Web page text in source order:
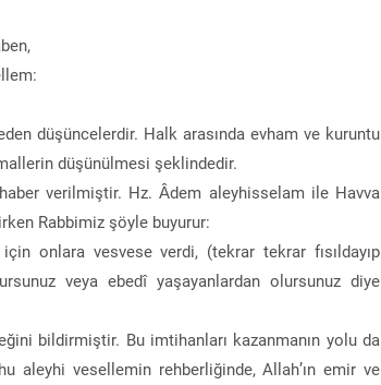
düşüncelerdir. Halk arasında evham ve kuruntu
düşünülmesi şeklindedir.
haber verilmiştir. Hz. Âdem aleyhisselam ile Havva
Rabbimiz şöyle buyurur:
onlara vesvese verdi, (tekrar tekrar fısıldayıp
veya ebedî yaşayanlardan olursunuz diye
bildirmiştir. Bu imtihanları kazanmanın yolu da
aleyhi vesellemin rehberliğinde, Allah’ın emir ve